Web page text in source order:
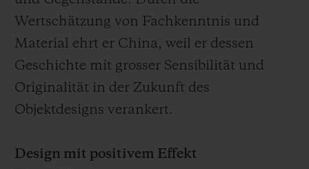
Wertschätzung von Fachkenntnis und
Material ehrt er China, weil er dessen
Geschichte mit grosser Sensibilität und
Originalität in der Zukunft des
Objektdesigns verankert.
Design mit positivem Effekt